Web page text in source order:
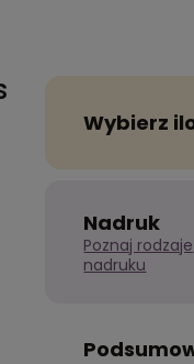
Wybierz
Nadruk
Poznaj rodzaje
nadruku